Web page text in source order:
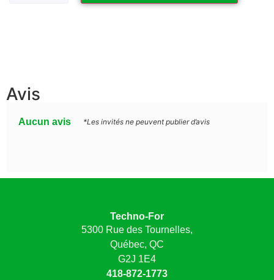
Avis
Aucun avis *Les invités ne peuvent publier d’avis
Techno-For
5300 Rue des Tournelles,
Québec, QC
G2J 1E4
418-872-1773